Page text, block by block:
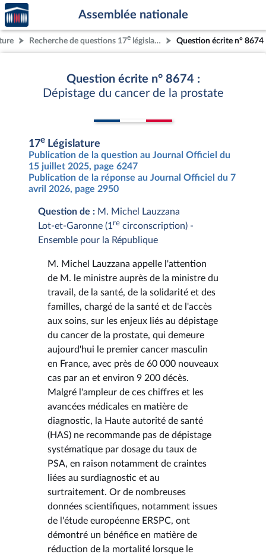
Aller au contenu
Aller en bas de la page
Accèder
à la
page
d'accueil
Assemblée nationale
Recherche de questions 17e législature Question écrite n° 8674
Question écrite n° 8674 :
Dépistage du cancer de la prostate
17e Législature
Publication de la question au Journal Officiel du
15 juillet 2025, page 6247
Publication de la réponse au Journal Officiel du 7
avril 2026, page 2950
Question de : M. Michel Lauzzana
Lot-et-Garonne (1 re circonscription) -
Ensemble pour la République
M. Michel Lauzzana appelle l'attention
de M. le ministre auprès de la ministre du
travail, de la santé, de la solidarité et des
familles, chargé de la santé et de l'accès
aux soins, sur les enjeux liés au dépistage
du cancer de la prostate, qui demeure
aujourd'hui le premier cancer masculin
en France, avec près de 60 000 nouveaux
cas par an et environ 9 200 décès.
Malgré l'ampleur de ces chiffres et les
avancées médicales en matière de
diagnostic, la Haute autorité de santé
(HAS) ne recommande pas de dépistage
systématique par dosage du taux de
PSA, en raison notamment de craintes
liées au surdiagnostic et au
surtraitement. Or de nombreuses
données scientifiques, notamment issues
de l'étude européenne ERSPC, ont
démontré un bénéfice en matière de
réduction de la mortalité lorsque le